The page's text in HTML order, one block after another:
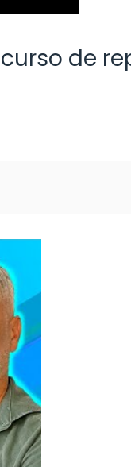
de